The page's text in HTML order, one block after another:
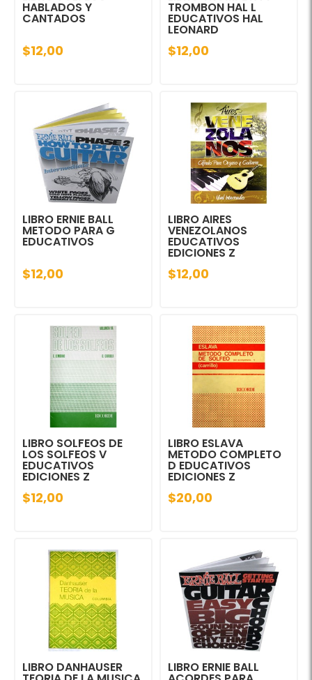
HABLADOS Y
CANTADOS
$12,00
TROMBON HAL L
EDUCATIVOS HAL
LEONARD
$12,00
LIBRO ERNIE BALL
METODO PARA G
EDUCATIVOS
$12,00
LIBRO AIRES
VENEZOLANOS
EDUCATIVOS
EDICIONES Z
$12,00
LIBRO SOLFEOS DE
LOS SOLFEOS V
EDUCATIVOS
EDICIONES Z
$12,00
LIBRO ESLAVA
METODO COMPLETO
D EDUCATIVOS
EDICIONES Z
$20,00
LIBRO DANHAUSER LIBRO ERNIE BALL